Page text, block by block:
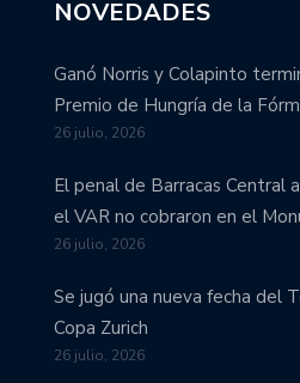
NOVEDADES
Ganó Norris y Colapinto
Premio de Hungría de la
26 julio, 2026
El penal de Barracas Central
el VAR no cobraron en el
26 julio, 2026
Se jugó una nueva fecha del
Copa Zurich
26 julio, 2026